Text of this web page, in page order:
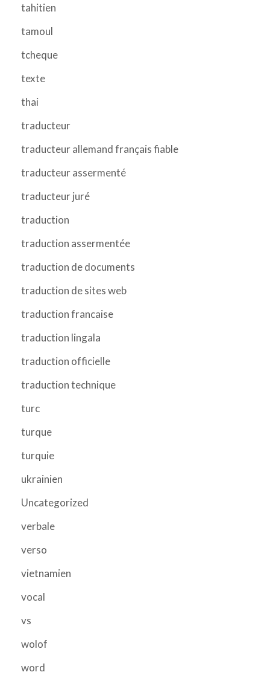
tahitien
tamoul
tcheque
texte
thai
traducteur
traducteur allemand français fiable
traducteur assermenté
traducteur juré
traduction
traduction assermentée
traduction de documents
traduction de sites web
traduction francaise
traduction lingala
traduction officielle
traduction technique
turc
turque
turquie
ukrainien
Uncategorized
verbale
verso
vietnamien
vocal
vs
wolof
word